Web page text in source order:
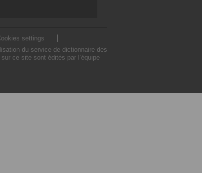
settings
du service de dictionnaire des
ce site sont édités par l’équipe